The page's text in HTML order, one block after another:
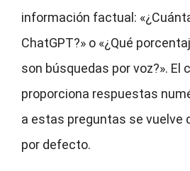
información factual:
ChatGPT?» o «¿Qué
son búsquedas por voz?». El
proporciona respuestas
a estas preguntas se vuelve
por defecto.